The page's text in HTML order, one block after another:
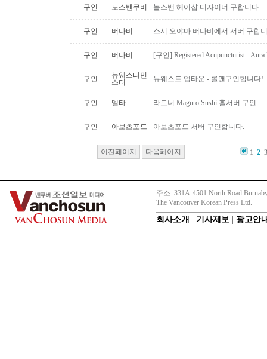
구인 노스밴쿠버 놀스밴 헤어샵 디자이너 구합니다
구인 버나비 스시 오야마 버나비에서 서버 구합
구인 버나비 [구인] Registered Acupuncturist -
구인
뉴웨스터민
스터
뉴웨스트 업타운 - 롤맨구인합니다!
구인 델타 라드너 Maguro Sushi 홀서버 구인
구인 아보츠포드 아보츠포드 서버 구인합니다.
이전페이지 다음페이지 1 2
주소: 331A-4501 North Road
The Vancouver Korean Press Ltd.
회사소개 기사제보 광고안